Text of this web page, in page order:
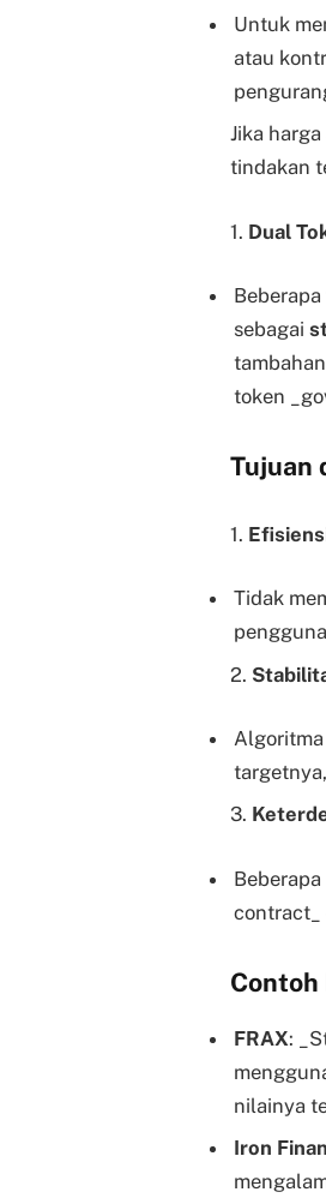
Untuk
atau
Jika
tindakan
1. Dual
sebagai
token
Tujuan
1.
Tidak
2.
3.
contract_
FRAX:
nilainya
Iron